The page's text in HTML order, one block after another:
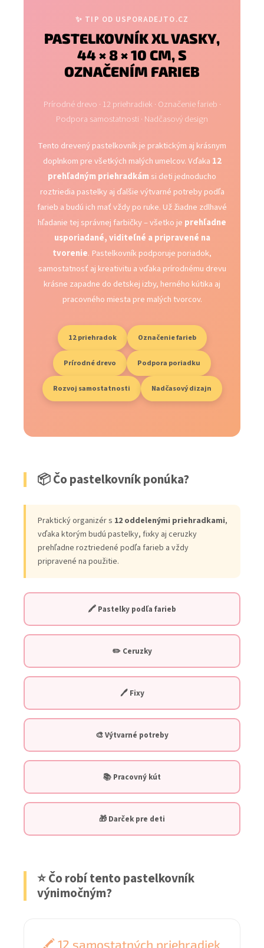
✨ TIP OD USPORADEJTO.CZ
PASTELKOVNÍK XL VASKY,
44 × 8 × 10 CM, S
OZNAČENÍM FARIEB
Prírodné drevo · 12 priehradiek · Označenie farieb ·
Podpora samostatnosti · Nadčasový design
Tento drevený pastelkovník je praktickým aj krásnym
doplnkom pre všetkých malých umelcov. Vďaka 12
prehľadným priehradkám si deti jednoducho
roztriedia pastelky aj ďalšie výtvarné potreby podľa
farieb a budú ich mať vždy po ruke. Už žiadne zdlhavé
hľadanie tej správnej farbičky – všetko je prehľadne
usporiadané, viditeľné a pripravené na
tvorenie. Pastelkovník podporuje poriadok,
samostatnosť aj kreativitu a vďaka prírodnému drevu
krásne zapadne do detskej izby, herného kútika aj
pracovného miesta pre malých tvorcov.
12 priehradok Označenie farieb
Prírodné drevo Podpora poriadku
Rozvoj samostatnosti Nadčasový dizajn
📦 Čo pastelkovník ponúka?
Praktický organizér s 12 oddelenými priehradkami,
vďaka ktorým budú pastelky, fixky aj ceruzky
prehľadne roztriedené podľa farieb a vždy
pripravené na použitie.
🖍️ Pastelky podľa farieb
✏️ Ceruzky
🖊️ Fixy
🎨 Výtvarné potreby
📚 Pracovný kút
🎁 Darček pre deti
⭐ Čo robí tento pastelkovník
výnimočným?
🖍️ 12 samostatných priehradiek